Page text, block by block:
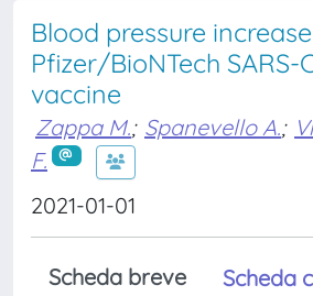
Blood pressure
Pfizer/BioNTech SARS-
vaccine
Zappa M.; Spanevello A.;
F.
2021-01-01
Scheda breve
Scheda